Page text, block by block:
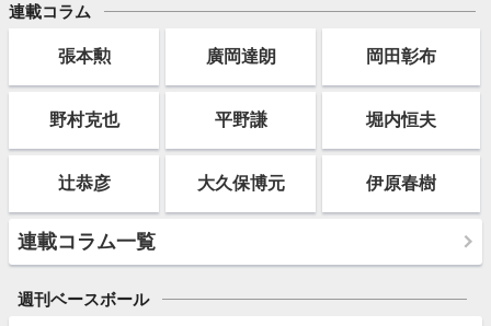
連載コラム
張本勲 廣岡達朗 岡田彰布
野村克也 平野謙 堀内恒夫
辻恭彦 大久保博元 伊原春樹
連載コラム一覧
週刊ベースボール